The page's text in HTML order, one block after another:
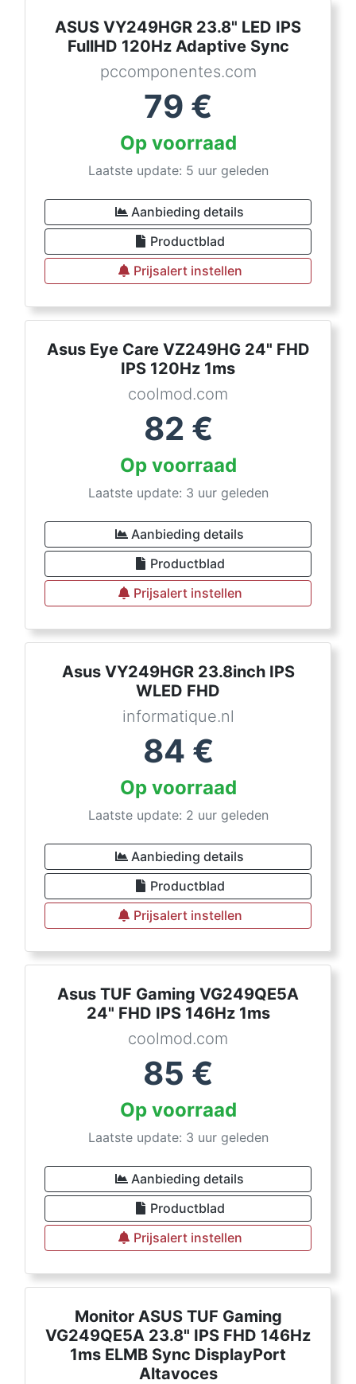
ASUS VY249HGR 23.8" LED IPS
FullHD 120Hz Adaptive Sync
pccomponentes.com
79 €
Op voorraad
Laatste update: 5 uur geleden
Aanbieding details
Productblad
Prijsalert instellen
Asus Eye Care VZ249HG 24" FHD
IPS 120Hz 1ms
coolmod.com
82 €
Op voorraad
Laatste update: 3 uur geleden
Aanbieding details
Productblad
Prijsalert instellen
Asus VY249HGR 23.8inch IPS
WLED FHD
informatique.nl
84 €
Op voorraad
Laatste update: 2 uur geleden
Aanbieding details
Productblad
Prijsalert instellen
Asus TUF Gaming VG249QE5A
24" FHD IPS 146Hz 1ms
coolmod.com
85 €
Op voorraad
Laatste update: 3 uur geleden
Aanbieding details
Productblad
Prijsalert instellen
Monitor ASUS TUF Gaming
VG249QE5A 23.8" IPS FHD 146Hz
1ms ELMB Sync DisplayPort
Altavoces